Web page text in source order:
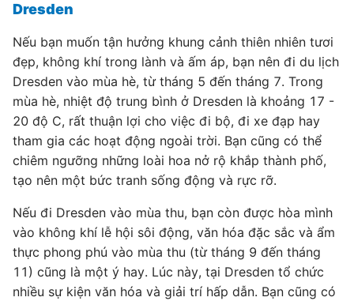
Dresden
Nếu bạn muốn tận hưởng khung cảnh thiên nhiên tươi
đẹp, không khí trong lành và ấm áp, bạn nên đi du lịch
Dresden vào mùa hè, từ tháng 5 đến tháng 7. Trong
mùa hè, nhiệt độ trung bình ở Dresden là khoảng 17 -
20 độ C, rất thuận lợi cho việc đi bộ, đi xe đạp hay
tham gia các hoạt động ngoài trời. Bạn cũng có thể
chiêm ngưỡng những loài hoa nở rộ khắp thành phố,
tạo nên một bức tranh sống động và rực rỡ.
Nếu đi Dresden vào mùa thu, bạn còn được hòa mình
vào không khí lễ hội sôi động, văn hóa đặc sắc và ẩm
thực phong phú vào mùa thu (từ tháng 9 đến tháng
11) cũng là một ý hay. Lúc này, tại Dresden tổ chức
nhiều sự kiện văn hóa và giải trí hấp dẫn. Bạn cũng có